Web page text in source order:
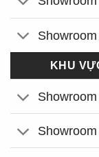
KHU